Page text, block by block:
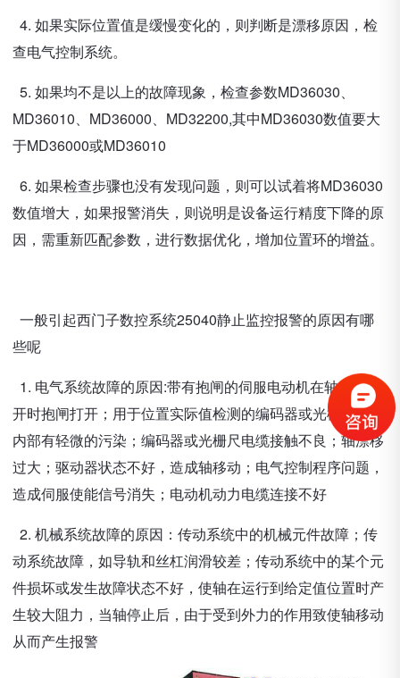
4. 如果实际位置值是缓慢变化的，则判断是漂移原因，检
查电气控制系统。
5. 如果均不是以上的故障现象，检查参数MD36030、
MD36010、MD36000、MD32200,其中MD36030数值要大
于MD36000或MD36010
6. 如果检查步骤也没有发现问题，则可以试着将MD36030
数值增大，如果报警消失，则说明是设备运行精度下降的原
因，需重新匹配参数，进行数据优化，增加位置环的增益。
一般引起西门子数控系统25040静止监控报警的原因有哪
些呢
1. 电气系统故障的原因:带有抱闸的伺服电动机在轴使能断
开时抱闸打开；用于位置实际值检测的编码器或光栅尺故障
内部有轻微的污染；编码器或光栅尺电缆接触不良；轴漂移
过大；驱动器状态不好，造成轴移动；电气控制程序问题，
造成伺服使能信号消失；电动机动力电缆连接不好
2. 机械系统故障的原因：传动系统中的机械元件故障；传
动系统故障，如导轨和丝杠润滑较差；传动系统中的某个元
件损坏或发生故障状态不好，使轴在运行到给定值位置时产
生较大阻力，当轴停止后，由于受到外力的作用致使轴移动
从而产生报警